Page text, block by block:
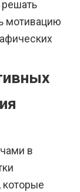
мотивацию
в
которые